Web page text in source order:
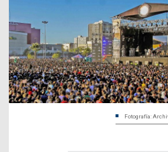
Fotografía: